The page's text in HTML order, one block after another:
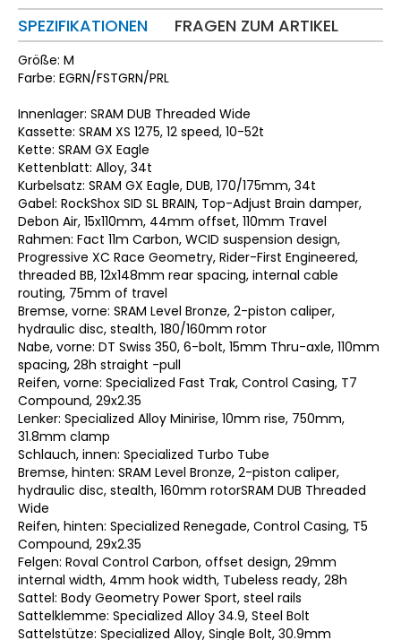
SPEZIFIKATIONEN FRAGEN ZUM ARTIKEL
Größe: M
Farbe: EGRN/FSTGRN/PRL
Innenlager: SRAM DUB Threaded Wide
Kassette: SRAM XS 1275, 12 speed, 10-52t
Kette: SRAM GX Eagle
Kettenblatt: Alloy, 34t
Kurbelsatz: SRAM GX Eagle, DUB, 170/175mm, 34t
Gabel: RockShox SID SL BRAIN, Top-Adjust Brain damper,
Debon Air, 15x110mm, 44mm offset, 110mm Travel
Rahmen: Fact 11m Carbon, WCID suspension design,
Progressive XC Race Geometry, Rider-First Engineered,
threaded BB, 12x148mm rear spacing, internal cable
routing, 75mm of travel
Bremse, vorne: SRAM Level Bronze, 2-piston caliper,
hydraulic disc, stealth, 180/160mm rotor
Nabe, vorne: DT Swiss 350, 6-bolt, 15mm Thru-axle, 110mm
spacing, 28h straight -pull
Reifen, vorne: Specialized Fast Trak, Control Casing, T7
Compound, 29x2.35
Lenker: Specialized Alloy Minirise, 10mm rise, 750mm,
31.8mm clamp
Schlauch, innen: Specialized Turbo Tube
Bremse, hinten: SRAM Level Bronze, 2-piston caliper,
hydraulic disc, stealth, 160mm rotorSRAM DUB Threaded
Wide
Reifen, hinten: Specialized Renegade, Control Casing, T5
Compound, 29x2.35
Felgen: Roval Control Carbon, offset design, 29mm
internal width, 4mm hook width, Tubeless ready, 28h
Sattel: Body Geometry Power Sport, steel rails
Sattelklemme: Specialized Alloy 34.9, Steel Bolt
Sattelstütze: Specialized Alloy, Single Bolt, 30.9mm